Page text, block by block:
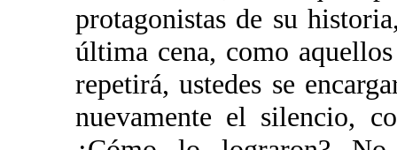
protagonistas de su
última cena, como
repetirá, ustedes se
nuevamente el silencio,